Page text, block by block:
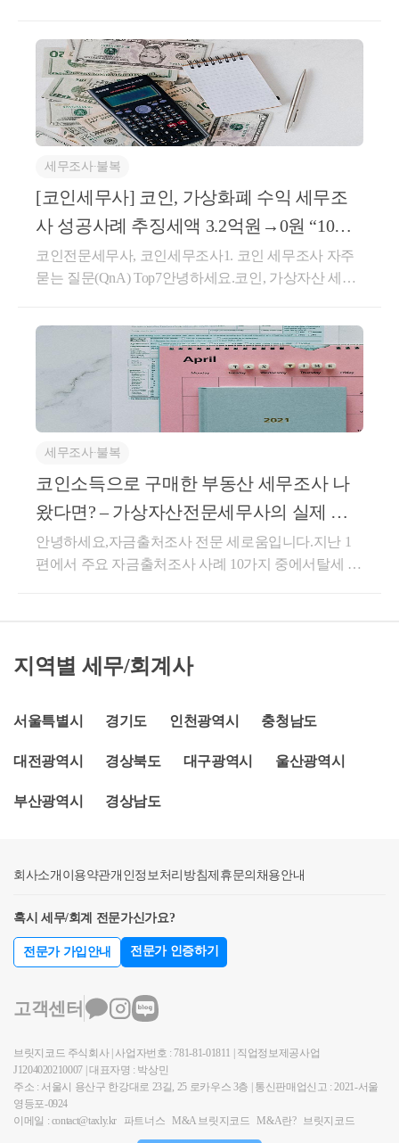
문으로 하는 세무컨설팅 세로움입니다.저희 세로움은
코인 세무조사 전문가로서 2025년에도 많은 코인 투자
자분들의'코인 세무조사'를 대응해드렸고,약70% 이상
건을'0'원으로 종결했습니다.가상자산 관련 세금은 대
부분 관련규정이 확립되어 있지 않고 부족한 부분이
많습니다. 그만큼 인터넷이나 유튜브에 잘못된 정보가
많습니다.저희 의견이 정답이 아닐 수도 있습니다. 하
지만, 세로움은 누구보다 코인 세무조사에 대한 경험
실제 사례를 기반으로 설명 드리는 것입니다.[세무컨
설팅 세로움 대표 세무사 이상웅]???? '코인과 세금, 그
리고 자금출처조사 이야기' 저자???? 서울청, 중부청 1,
튜버, 인플루언서 세무자문???? 하나금융투자,포스코
자문세무사???? 택스넷 양도, 증여, 상속 상담위원????
중앙일보, 한국경제 칼럼 필진???? SBS, tnN 등 다수 방
송 출연1. 부동산 자금출처 전수조사최근 정부에서 부
동산 취득에 대한 자금출처를 전수조사 하겠다고 밝혔
죠. 이외에도 부동산 전담팀을 조직하여 부동산 투자
자들의 자금출처를 보다 꼼꼼하게 확인하겠다는 입장
을 밝혔습니다.무슨 돈으로 집 샀나? 국세청 ‘전수’ 확
인한다[앵커] 부동산 거래의 자금 출처 조사가 더 강화
수...news.kbs.co.kr이에 따라 앞으로 코인수익으로 자산
을 취득하실때 세무조사를 받을 가능성이 더욱 높아질
이 끝나가는 시점에서 개인적인 견해를 말해보자면,
지 않을 수 있을 것 같습니다.국세청도 코인 세무조사
당히 대응 난이도가 상당히 올랐는데, 예를들면 초창
기에는 코인투자자들의 개인지갑을 조회하거나 중앙
굉장히 꼼꼼히 입증을 해야합니다.이외에도 디파이수
도 사람이다보니 코인 지식이 충분하지 않아 비교적
쉽게 넘어가는 경우가 많았지만, 최근에는 관련 해석
및 판례들이 나오면서 추징되는 사례가 늘어나도 있습
니다.제가 상담하면서 농담섞인 말로 최대한 빨리 세
무조사 받으시는게 더 좋을 것 같아요 하고 안내하는
니다.2. 왜 세무조사를 받아야 하나요?가장 중요한 부
분입니다. 왜 세무조사가 나오는지를 정확하게 알아야
위험성을 파악하고 정확한 자료를 준비할 수 있습니
다.국세청은 세무조사 대상자를 선정할때 개인의 자산
세무조사∙불복
[코인세무사] 코인, 가상화폐 수익 세무조
사 성공사례 추징세액 3.2억원→0원 “10
0%”절감 / 자주 묻는
코인전문세무사, 코인세무조사1. 코인 세무조사 자주
묻는 질문(QnA) Top7안녕하세요.코인, 가상자산 세무
도 추징세액‘0’원으로 성공적으로 마무리한 코인 세무
조사(자금출처조사) 사례를 가지고 왔습니다.우선 이
번 세무조사 내용에 대해 설명드리기 전에 코인, 가상
자산 투자자분들이 가장 궁금해하시는코인 세무조사
자주 묻는 질문 7가지를 선정하여 답변을 작성해 봤습
니다.질문1제가 왜 세무조사를 받아야 하나요?답변상
속세및증여세법 제45조에는 재산 취득자의 직업, 연
령, 소득 및 재산 상태 등으로 볼 때 부동산 등을 본인
은 것으로 추정하여 증여세를 부과할 수 있습니다.코
인, 가상자산과 관련된 소득들은 국세청에서 파악하지
못하므로 증여를 받아 자산을 취득한 것으로 추정하고
039442144[코인, 비트코인세무사]코인,가상화폐 투자
수익으로 부동산 구매하면 진짜 세무조사 나오나요?
세요. 잠실세무사 세무컨설팅 세로움 이상웅세무사입
aver.com질문2코인, 가상자산수익은 다 비과세 아닌가
하는 부분 중 하나입니다. 현재 25년까지 과세가 유예
련하여 발생할 수 있는 매매수익 외레퍼럴 수익(referra
인 과세체계가 마련되어 있지 않지만 수익이 발생하는
구조와 사실관계에 따라 과세대상이 될 수 있습니다.
예를 들어 세무조사를 진행하면서레퍼럴 수익, 이벤트
입증을 하더라도 세금이 추징될 수 있으며,이미 관련
금 신고·납부를 진행 해드리고 있습니다.만약 해당 소
득들에 대해서 매년 신고를 하지 않다가 출처부족액이
누적되어 자금출처조사가 개시되고 이후 추징된다면
매년 납부했어야 할 세금과 이에 대한 가산세(최대 약
세무조사∙불복
코인소득으로 구매한 부동산 세무조사 나
왔다면? – 가상자산전문세무사의 실제 자
금출처조사 대응사례
안녕하세요,자금출처조사 전문 세로움입니다.지난 1
편에서 주요 자금출처조사 사례 10가지 중에서탈세 사
주요조사사례 Top10 대응모음안녕하세요, 자금출처조
사 전문 세로움입니다. 오늘은 자금출처조사에서 가장
출처를 밝힐 수 없는 소득과코인과 관련된 각종 소득
부모자식간 매매에 따른 자금출처조사에 대해 사례별
명 드리겠습니다.병의원, 과외, 보험업 등 탈세 사업소
명의를 사용해서 청약당첨, 이후 아파트 명의이전(가
소득코인 레퍼럴소득코인 아비트리지, 김프거래, 타인
명의 거래코인 ico, 에어드랍과 종이지갑코인소득으로
고액 전세계약&lt;1&gt; 출처를 밝힐 수 없는 소득소득
그에서 그 내용을 자세히 언급드릴 순 없지만, 누군가
이 있으실텐데요,이렇게출처를 밝힐 수 없는 소득은
목돈으로 모아도 부동산을 취득하는 자금으로 사용할
수 없습니다.부동산을 취득한다면 우선 국세청 자금출
처조사를 통해 규모에 따라 소득금액의 반이상을 세금
지역별 세무/회계사
서울특별시 경기도 인천광역시 충청남도
대전광역시 경상북도 대구광역시 울산광역시
부산광역시 경상남도
회사소개 이용약관개인정보처리방침제휴문의 채용안내
혹시 세무/회계 전문가신가요?
전문가 가입안내 전문가 인증하기
고객센터
브릿지코드 주식회사 | 사업자번호 : 781-81-01811 | 직업정보제공사업
J1204020210007 | 대표자명 : 박상민
주소 : 서울시 용산구 한강대로 23길, 25 로카우스 3층 | 통신판매업신고 : 2021-서울
영등포-0924
이메일 : contact@taxly.kr
파트너스 M&A 브릿지코드 M&A란? 브릿지코드